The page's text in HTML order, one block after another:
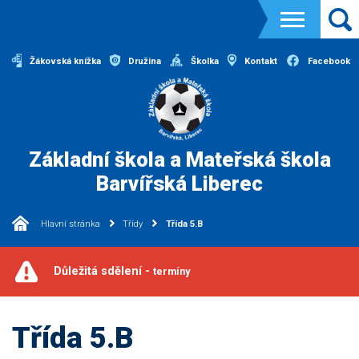
Žákovská knížka Družina Školka Kontakt Facebook
Základní škola a Mateřská škola
Barvířská Liberec
Hlavní stránka Třídy Třída 5.B
Důležitá sdělení - termíny
Třída 5.B